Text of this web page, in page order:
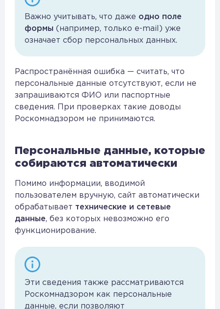
Важно учитывать, что даже одно поле
формы (например, только e-mail) уже
означает сбор персональных данных.
Распространённая ошибка — считать, что
персональные данные отсутствуют, если не
запрашиваются ФИО или паспортные
сведения. При проверках такие доводы
Роскомнадзором не принимаются.
Персональные данные, которые
собираются автоматически
Помимо информации, вводимой
пользователем вручную, сайт автоматически
обрабатывает технические и сетевые
данные, без которых невозможно его
функционирование.
Эти сведения также рассматриваются
Роскомнадзором как персональные
данные, если позволяют